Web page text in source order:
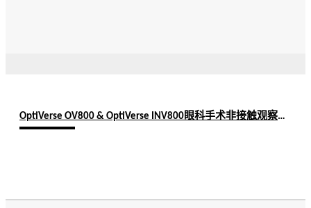
OptiVerse OV800 & OptiVerse INV800眼科手术非接触观察装置